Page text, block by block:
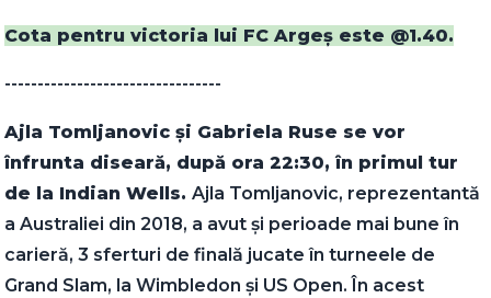
Cota pentru victoria lui FC Argeș este @1.40.
---------------------------------
Ajla Tomljanovic și Gabriela Ruse se vor
înfrunta diseară, după ora 22:30, în primul tur
de la Indian Wells. Ajla Tomljanovic, reprezentantă
a Australiei din 2018, a avut și perioade mai bune în
carieră, 3 sferturi de finală jucate în turneele de
Grand Slam, la Wimbledon și US Open. În acest